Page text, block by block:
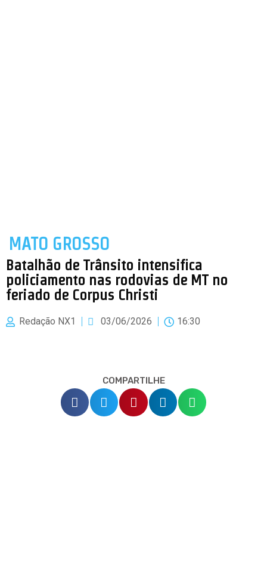
MATO GROSSO
Batalhão de Trânsito intensifica
policiamento nas rodovias de MT no
feriado de Corpus Christi
Redação NX1 03/06/2026 16:30
COMPARTILHE